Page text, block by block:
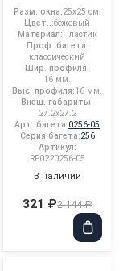
Разм. окна:25x25 см.
Цвет..:бежевый
Материал:Пластик
Проф. багета:
классический
Шир. профиля:
16 мм.
Выс. профиля:16 мм.
Внеш. габариты:
27.2x27.2
Арт. багета:0256-05
Серия багета:256
Артикул:
RP0220256-05
В наличии
321 ₽2 144 ₽